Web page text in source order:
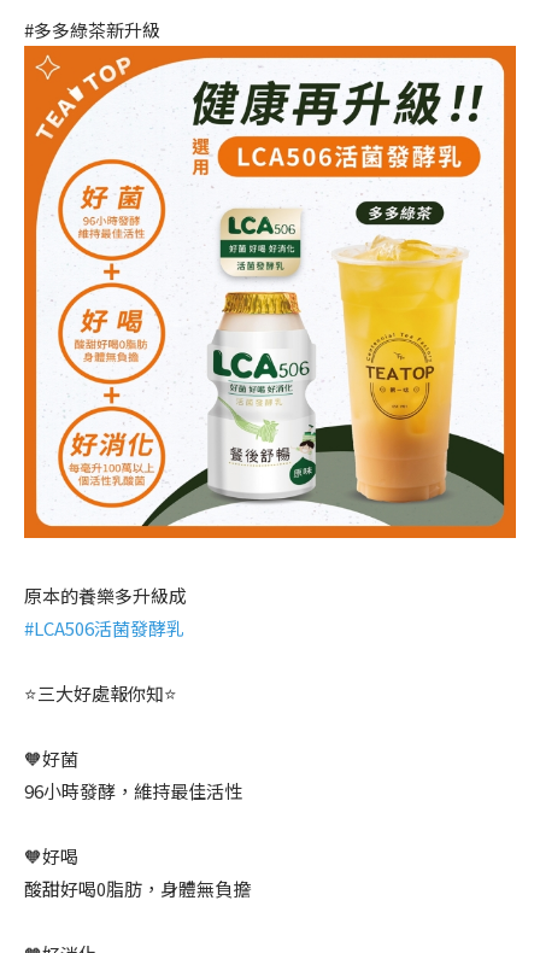
#多多綠茶新升級
原本的養樂多升級成
#LCA506活菌發酵乳
⭐三大好處報你知⭐
🧡好菌
96小時發酵，維持最佳活性
🧡好喝
酸甜好喝0脂肪，身體無負擔